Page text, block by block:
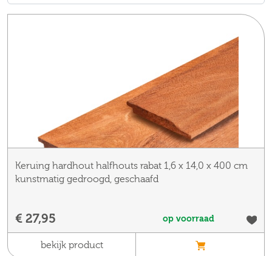
Keruing hardhout halfhouts rabat 1,6 x 14,0 x 400 cm
kunstmatig gedroogd, geschaafd
€ 27,95 op voorraad
bekijk product